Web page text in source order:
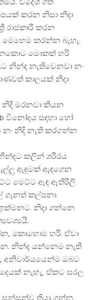
කරන නිසා නිදා
රාජකාරී කරන
කරන්න බැහැ.
මොකක් හරි
නින්ද නැතිවෙනවා නං
කාලයක් නිදා
මරනවා කියන
විනෝදය සඳහා හෝ
නිදි නැති කරගන්න
කලින් ශරීරය
ඇඳුමක් ඇඳගෙන
මෙට්ට ඇඳ ඇතිරිලි
ගැනත් කල්පනා
නිදා ගන්නෙ
කොහොම හරි. ඒවා
නින්ද යන්නෙම නැති
අනිවාර්යයෙන්ම ඔබට
නැහැ, ඒකට සරල